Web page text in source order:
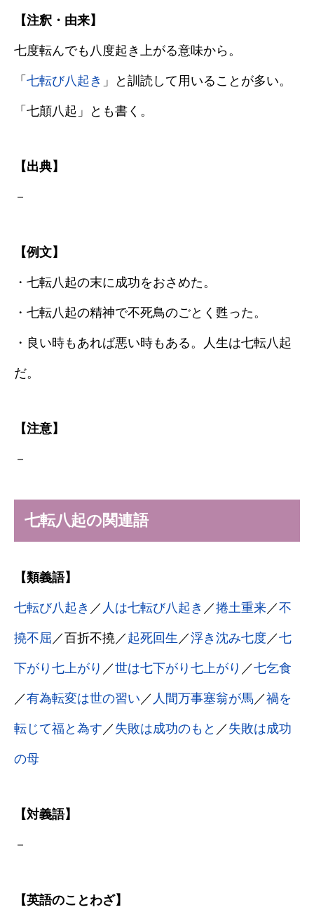
【注釈・由来】
七度転んでも八度起き上がる意味から。
「 七転び八起き 」と訓読して用いることが多い。
「七顛八起」とも書く。
【出典】
－
【例文】
・七転八起の末に成功をおさめた。
・七転八起の精神で不死鳥のごとく甦った。
・良い時もあれば悪い時もある。人生は七転八起
だ。
【注意】
－
七転八起の関連語
【類義語】
七転び八起き ／ 人は七転び八起き ／捲土重来／不
撓不屈 ／百折不撓／ 起死回生 ／浮き沈み七度 ／七
下がり七上がり ／世は七下がり七上がり ／七乞食
／有為転変は世の習い ／ 人間万事塞翁が馬 ／禍を
転じて福と為す ／ 失敗は成功のもと ／ 失敗は成功
の母
【対義語】
－
【英語のことわざ】